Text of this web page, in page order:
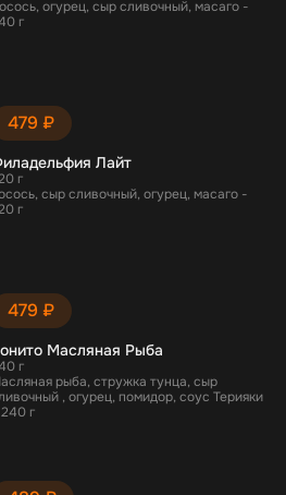
огурец, сыр сливочный, масаго -
г
479 ₽
Лайт
г
сыр сливочный, огурец, масаго -
г
479 ₽
Масляная Рыба
г
рыба, стружка тунца, сыр
, огурец, помидор, соус Терияки
г